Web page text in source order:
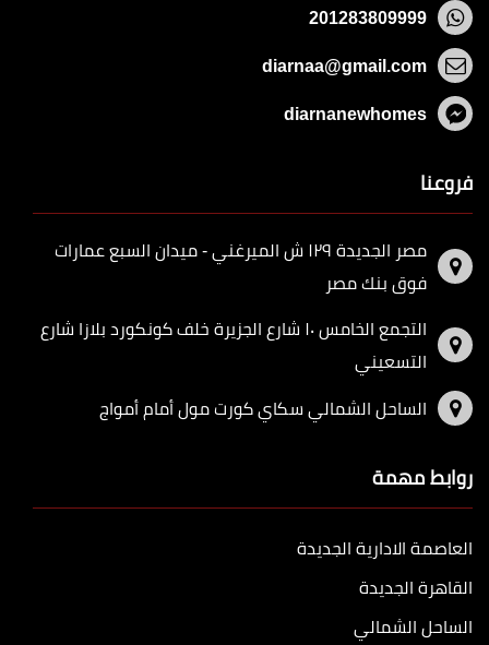
201283809999
diarnaa@gmail.com
diarnanewhomes
فروعنا
مصر الجديدة ١٢٩ ش الميرغني - ميدان السبع عمارات
فوق بنك مصر
التجمع الخامس ١٠ شارع الجزيرة خلف كونكورد بلازا شارع
التسعيني
الساحل الشمالي سكاي كورت مول أمام أمواج
روابط مهمة
العاصمة الادارية الجديدة
القاهرة الجديدة
الساحل الشمالي